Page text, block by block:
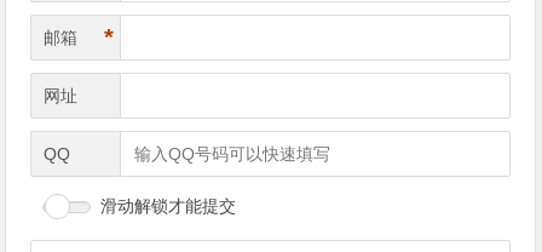
邮箱 *
网址
QQ
滑动解锁才能提交